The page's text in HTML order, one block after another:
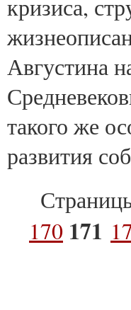
кризиса,
Августина
такого же
развития
170 171